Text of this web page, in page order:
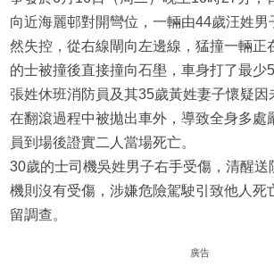
向近海麗邨對開彎位，一輛由44歲汪姓男
然失控，從右線閘向左邊線，猛撞一輛正
的士被撞後直接撞向石壆，車身打了最少
張姓休班消防員及其35歲黃姓妻子懷疑因
在翻滾過程中被拋出車外，導致全身多處
員到場後證實二人當場死亡。
30歲的士司機吳姓男子右手受傷，清醒送
機則沒有受傷，涉嫌危險駕駛引致他人死
留調查。
廣告